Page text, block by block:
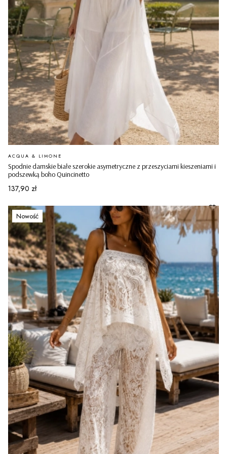
Spodnie damskie białe szerokie asymetryczne z przeszyciami kieszeniami i
podszewką boho Quincinetto
PRODUCENT
ACQUA & LIMONE
Cena
137,90 zł
Nowość